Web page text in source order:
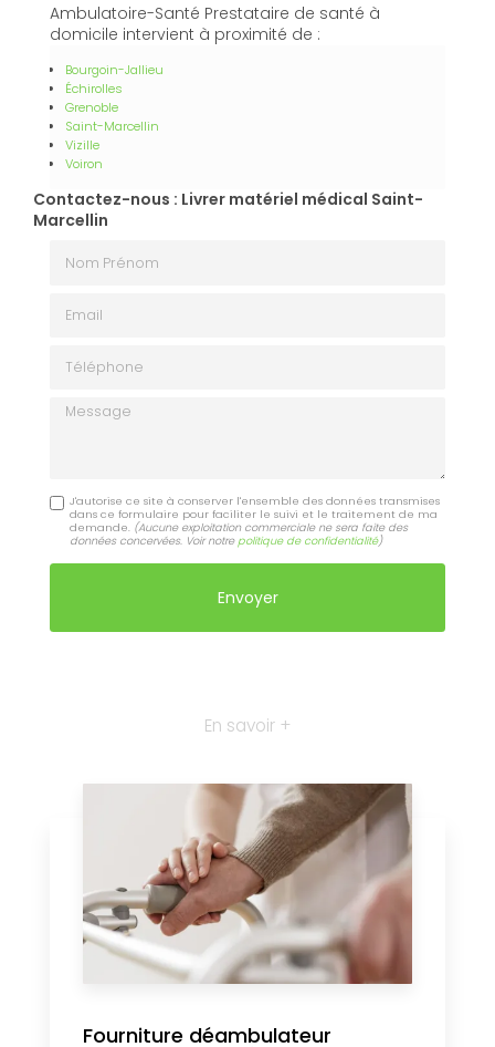
Ambulatoire-Santé Prestataire de santé à
domicile intervient à proximité de :
Bourgoin-Jallieu
Échirolles
Grenoble
Saint-Marcellin
Vizille
Voiron
Contactez-nous : Livrer matériel médical Saint-
Marcellin
Message
J'autorise ce site à conserver l'ensemble des données transmises
dans ce formulaire pour faciliter le suivi et le traitement de ma
demande. (Aucune exploitation commerciale ne sera faite des
données concervées. Voir notre politique de confidentialité)
En savoir +
Fourniture déambulateur